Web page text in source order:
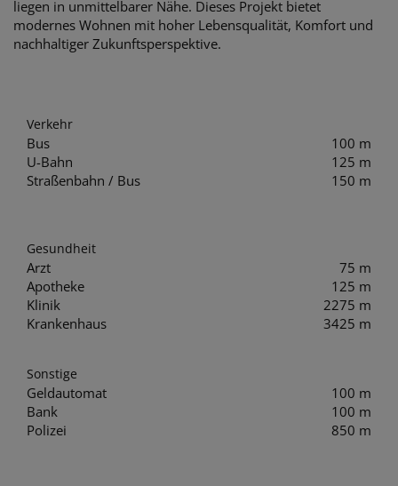
liegen in unmittelbarer Nähe. Dieses Projekt bietet
modernes Wohnen mit hoher Lebensqualität, Komfort und
nachhaltiger Zukunftsperspektive.
Verkehr
Bus
100 m
U-Bahn
125 m
Straßenbahn / Bus
150 m
Gesundheit
Arzt
75 m
Apotheke
125 m
Klinik
2275 m
Krankenhaus
3425 m
Sonstige
Geldautomat
100 m
Bank
100 m
Polizei
850 m